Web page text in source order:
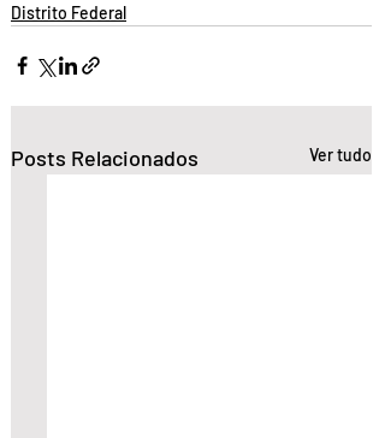
Distrito Federal
Posts Relacionados Ver tudo